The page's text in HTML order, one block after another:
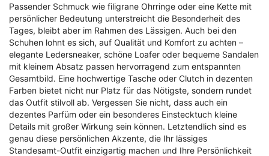
Passender Schmuck wie filigrane Ohrringe oder eine Kette mit
persönlicher Bedeutung unterstreicht die Besonderheit des
Tages, bleibt aber im Rahmen des Lässigen. Auch bei den
Schuhen lohnt es sich, auf Qualität und Komfort zu achten –
elegante Ledersneaker, schöne Loafer oder bequeme Sandalen
mit kleinem Absatz passen hervorragend zum entspannten
Gesamtbild. Eine hochwertige Tasche oder Clutch in dezenten
Farben bietet nicht nur Platz für das Nötigste, sondern rundet
das Outfit stilvoll ab. Vergessen Sie nicht, dass auch ein
dezentes Parfüm oder ein besonderes Einstecktuch kleine
Details mit großer Wirkung sein können. Letztendlich sind es
genau diese persönlichen Akzente, die Ihr lässiges
Standesamt-Outfit einzigartig machen und Ihre Persönlichkeit